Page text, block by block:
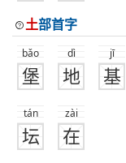
土部首字
bǎo
堡
dì
地
jī
基
tán
坛
zài
在